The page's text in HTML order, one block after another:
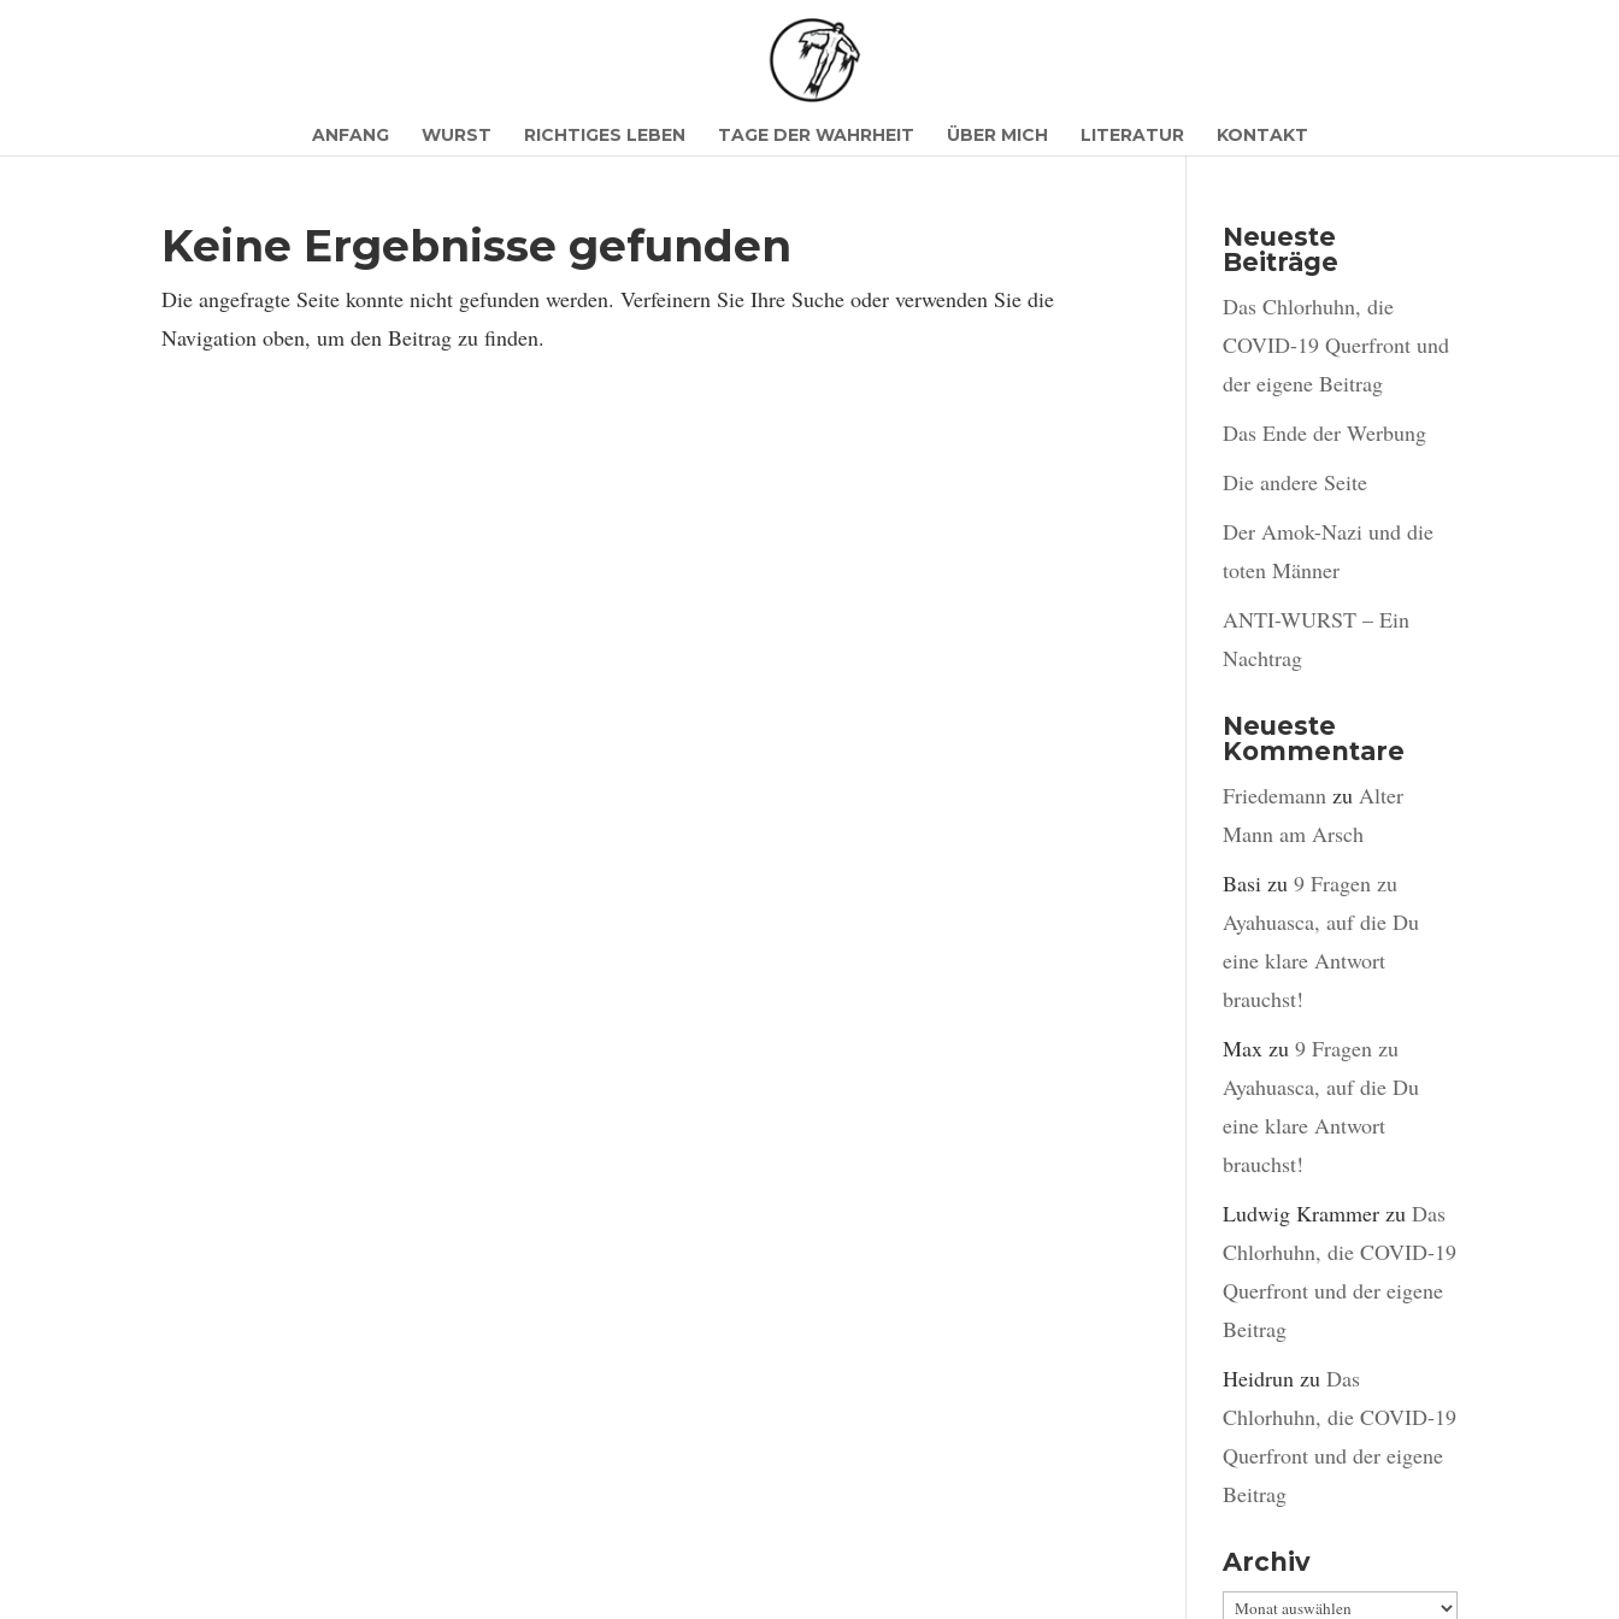
ANFANG WURST RICHTIGES LEBEN TAGE DER WAHRHEIT ÜBER MICH LITERATUR KONTAKT
Keine Ergebnisse gefunden
Die angefragte Seite konnte nicht gefunden werden. Verfeinern Sie Ihre Suche oder verwenden Sie die
Navigation oben, um den Beitrag zu finden.
Neueste
Beiträge
Das Chlorhuhn, die
COVID-19 Querfront und
der eigene Beitrag
Das Ende der Werbung
Die andere Seite
Der Amok-Nazi und die
toten Männer
ANTI-WURST – Ein
Nachtrag
Neueste
Kommentare
Friedemann zuAlter
Mann am Arsch
Basi zu9 Fragen zu
Ayahuasca, auf die Du
eine klare Antwort
brauchst!
Max zu9 Fragen zu
Ayahuasca, auf die Du
eine klare Antwort
brauchst!
Ludwig Krammer zuDas
Chlorhuhn, die COVID-19
Querfront und der eigene
Beitrag
Heidrun zuDas
Chlorhuhn, die COVID-19
Querfront und der eigene
Beitrag
Archiv
Archiv